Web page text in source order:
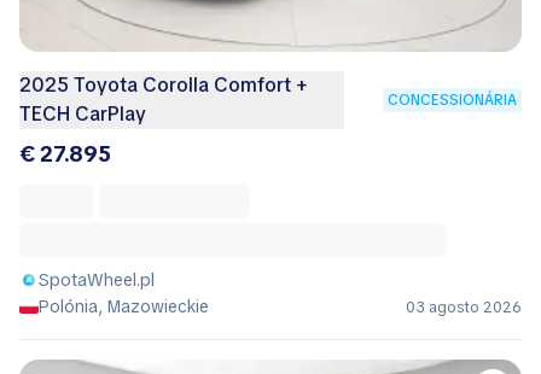
2025 Toyota Corolla Comfort +
TECH CarPlay
CONCESSIONÁRIA
€ 27.895
SpotaWheel.pl
Polónia, Mazowieckie
03 agosto 2026